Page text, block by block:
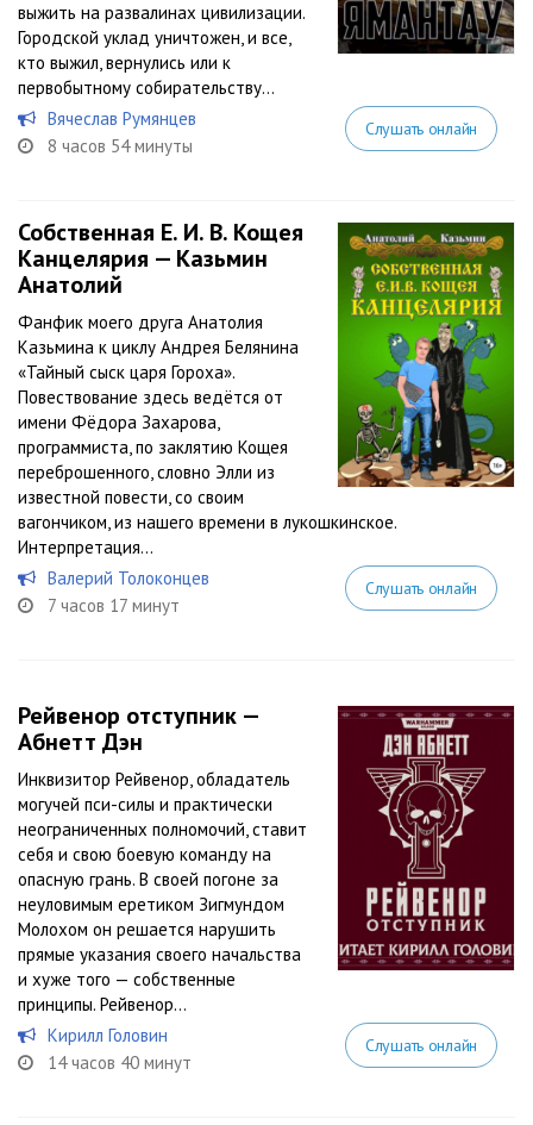
выжить на развалинах цивилизации.
Городской уклад уничтожен, и все,
кто выжил, вернулись или к
первобытному собирательству...
Вячеслав Румянцев
8 часов 54 минуты
Слушать онлайн
Собственная Е. И. В. Кощея
Канцелярия — Казьмин
Анатолий
Фанфик моего друга Анатолия
Казьмина к циклу Андрея Белянина
«Тайный сыск царя Гороха».
Повествование здесь ведётся от
имени Фёдора Захарова,
программиста, по заклятию Кощея
переброшенного, словно Элли из
известной повести, со своим
вагончиком, из нашего времени в лукошкинское.
Интерпретация...
Валерий Толоконцев
7 часов 17 минут
Слушать онлайн
Рейвенор отступник —
Абнетт Дэн
Инквизитор Рейвенор, обладатель
могучей пси-силы и практически
неограниченных полномочий, ставит
себя и свою боевую команду на
опасную грань. В своей погоне за
неуловимым еретиком Зигмундом
Молохом он решается нарушить
прямые указания своего начальства
и хуже того — собственные
принципы. Рейвенор...
Кирилл Головин
14 часов 40 минут
Слушать онлайн